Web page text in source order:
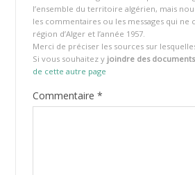
l’ensemble du territoire algérien, mais
les commentaires ou les messages qui ne
région d’Alger et l’année 1957.
Merci de préciser les sources sur
Si vous souhaitez y joindre des documents
de cette autre page
Commentaire *